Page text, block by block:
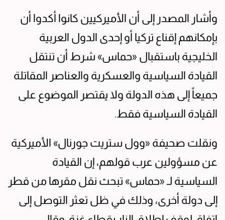
وأشار المصدر إلى أن الأميركيين كانوا أكدوا أن
بإمكانهم إقناع تركيا أو إحدى الدول العربية
الخليجية باستقبال «حماس» شرط أن تنتقل
القيادة السياسية والعسكرية والعناصر المقاتلة
جميعاً إلى هذه الدولة ولا يقتصر الموضوع على
القيادة السياسية فقط.
ونقلت صحيفة «وول ستريت جورنال» الأميركية
عن مسؤولين عرب قولهم، إن القيادة
السياسية لـ «حماس» تبحث نقل مقرها من قطر
إلى دولة أخرى، وذلك في ظل تعثر التوصل إلى